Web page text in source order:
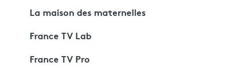
La maison des maternelles
France TV Lab
France TV Pro